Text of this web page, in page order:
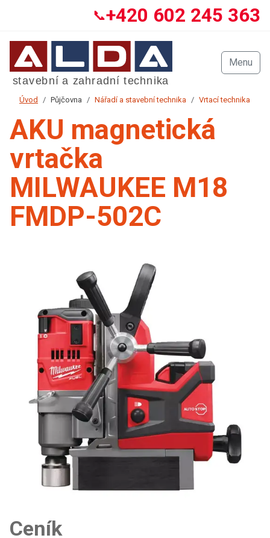
📞+420 602 245 363
Menu
Úvod Půjčovna Nářadí a stavební technika Vrtací technika
AKU magnetická
vrtačka
MILWAUKEE M18
FMDP-502C
Ceník